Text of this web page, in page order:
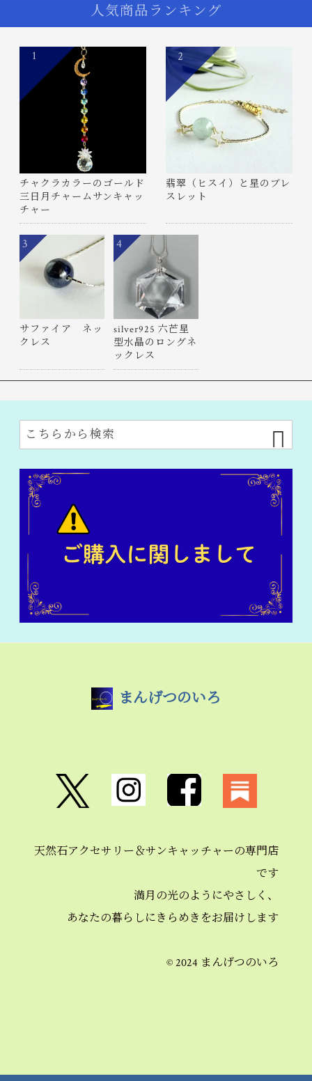
人気商品ランキング
チャクラカラーのゴールド
三日月チャームサンキャッ
チャー
1
翡翠（ヒスイ）と星のブレ
スレット
2
サファイア ネッ
クレス
3
silver925 六芒星
型水晶のロングネ
ックレス
4
まんげつのいろ
天然石アクセサリー＆サンキャッチャーの専門店
です
満月の光のようにやさしく、
あなたの暮らしにきらめきをお届けします
© 2024 まんげつのいろ